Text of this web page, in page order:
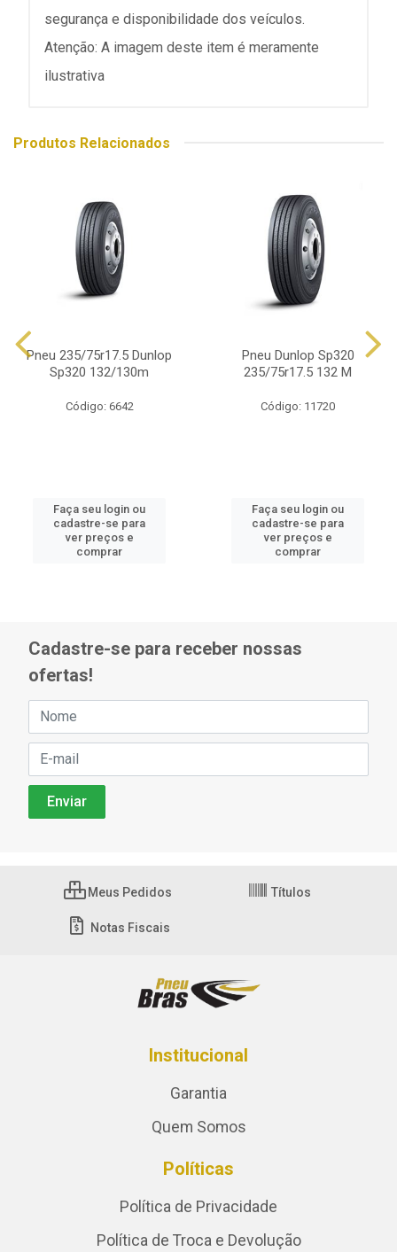
segurança e disponibilidade dos veículos.
Atenção: A imagem deste item é meramente
ilustrativa
Produtos Relacionados
Pneu 235/75r17.5 Dunlop
Sp320 132/130m
Código: 6642
Faça seu login ou
cadastre-se para
ver preços e
comprar
Pneu Dunlop Sp320
235/75r17.5 132 M
Código: 11720
Faça seu login ou
cadastre-se para
ver preços e
comprar
Cadastre-se para receber nossas
ofertas!
Meus Pedidos Títulos
Notas Fiscais
Institucional
Garantia
Quem Somos
Políticas
Política de Privacidade
Política de Troca e Devolução